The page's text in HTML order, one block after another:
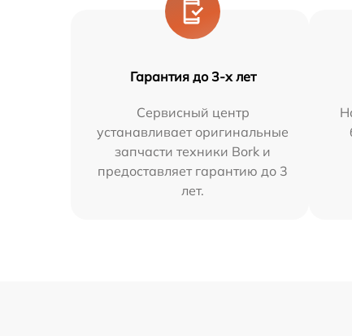
Гарантия до 3-х лет
Сервисный центр
устанавливает оригинальные
запчасти техники Bork и
предоставляет гарантию до 3
лет.